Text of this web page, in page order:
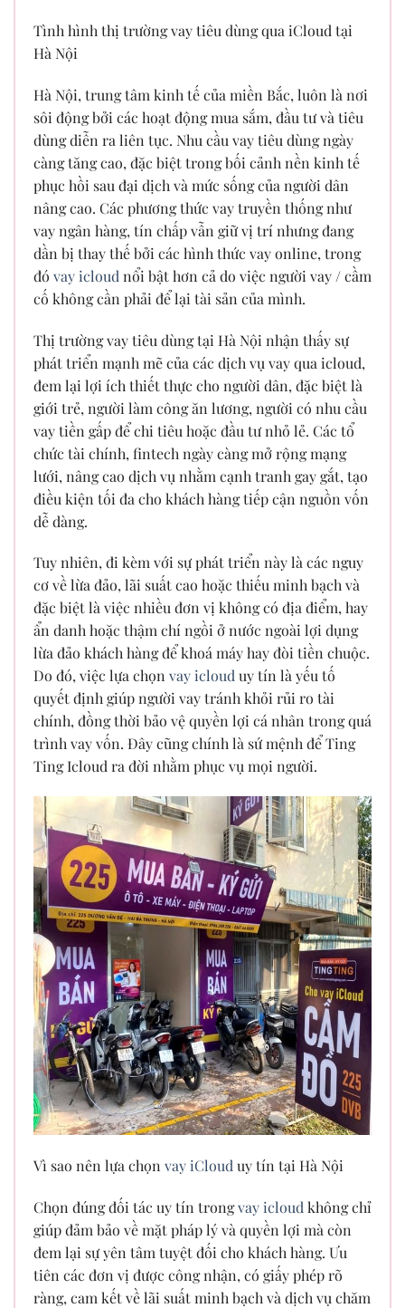
Tình hình thị trường vay tiêu dùng qua iCloud tại
Hà Nội
Hà Nội, trung tâm kinh tế của miền Bắc, luôn là nơi
sôi động bởi các hoạt động mua sắm, đầu tư và tiêu
dùng diễn ra liên tục. Nhu cầu vay tiêu dùng ngày
càng tăng cao, đặc biệt trong bối cảnh nền kinh tế
phục hồi sau đại dịch và mức sống của người dân
nâng cao. Các phương thức vay truyền thống như
vay ngân hàng, tín chấp vẫn giữ vị trí nhưng đang
dần bị thay thế bởi các hình thức vay online, trong
đó vay icloud nổi bật hơn cả do việc người vay / cầm
cố không cần phải để lại tài sản của mình.
Thị trường vay tiêu dùng tại Hà Nội nhận thấy sự
phát triển mạnh mẽ của các dịch vụ vay qua icloud,
đem lại lợi ích thiết thực cho người dân, đặc biệt là
giới trẻ, người làm công ăn lương, người có nhu cầu
vay tiền gấp để chi tiêu hoặc đầu tư nhỏ lẻ. Các tổ
chức tài chính, fintech ngày càng mở rộng mạng
lưới, nâng cao dịch vụ nhằm cạnh tranh gay gắt, tạo
điều kiện tối đa cho khách hàng tiếp cận nguồn vốn
dễ dàng.
Tuy nhiên, đi kèm với sự phát triển này là các nguy
cơ về lừa đảo, lãi suất cao hoặc thiếu minh bạch và
đặc biệt là việc nhiều đơn vị không có địa điểm, hay
ẩn danh hoặc thậm chí ngồi ở nước ngoài lợi dụng
lừa đảo khách hàng để khoá máy hay đòi tiền chuộc.
Do đó, việc lựa chọnvay iclouduy tín là yếu tố
quyết định giúp người vay tránh khỏi rủi ro tài
chính, đồng thời bảo vệ quyền lợi cá nhân trong quá
trình vay vốn. Đây cũng chính là sứ mệnh để Ting
Ting Icloud ra đời nhằm phục vụ mọi người.
Vì sao nên lựa chọn vay iCloud uy tín tại Hà Nội
Chọn đúng đối tác uy tín trongvay icloud không chỉ
giúp đảm bảo về mặt pháp lý và quyền lợi mà còn
đem lại sự yên tâm tuyệt đối cho khách hàng. Ưu
tiên các đơn vị được công nhận, có giấy phép rõ
ràng, cam kết về lãi suất minh bạch và dịch vụ chăm